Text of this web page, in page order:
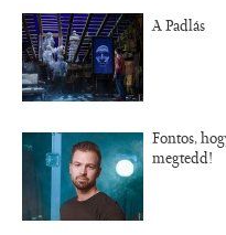
A Padlás
Fontos,
megtedd!